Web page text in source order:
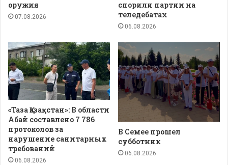
оружия
07.08.2026
спорили партии на
теледебатах
06.08.2026
«Таза Қазақстан»: В области
Абай составлено 7 786
протоколов за
нарушение санитарных
требований
06.08.2026
В Семее прошел
субботник
06.08.2026